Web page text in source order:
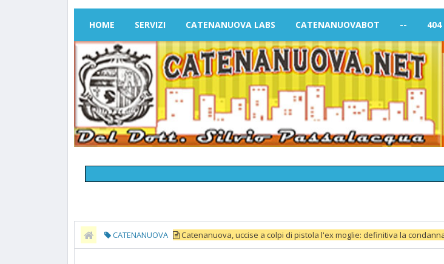
HOME SERVIZI CATENANUOVA LABS CATENANUOVABOT -- 404
CATENANUOVA Catenanuova, uccise a colpi di pistola l'ex moglie: definitiva la